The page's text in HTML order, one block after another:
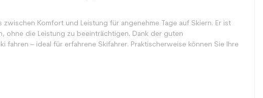
Komfort und Leistung für angenehme Tage auf Skiern. Er ist
ohne die Leistung zu beeinträchtigen. Dank der guten
– ideal für erfahrene Skifahrer. Praktischerweise können Sie Ihre